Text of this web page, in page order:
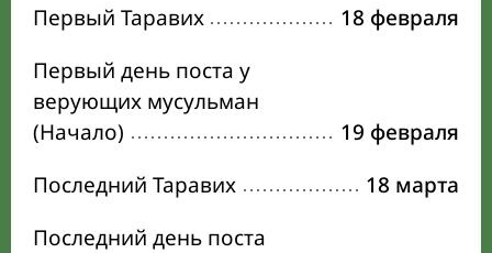
Первый Таравих
18 февраля
Первый день поста у
верующих мусульман
(Начало)
19 февраля
Последний Таравих
18 марта
Последний день поста